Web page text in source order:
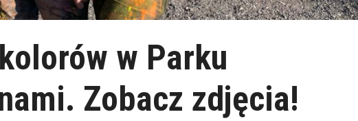
w Parku
Zobacz zdjęcia!